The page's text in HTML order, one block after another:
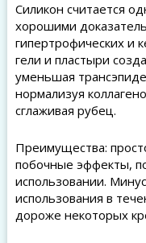
Силикон считается
хорошими
гипертрофических и
гели и пластыри
уменьшая
нормализуя
сглаживая рубец.
Преимущества:
побочные эффекты,
использовании.
использования в
дороже некоторых